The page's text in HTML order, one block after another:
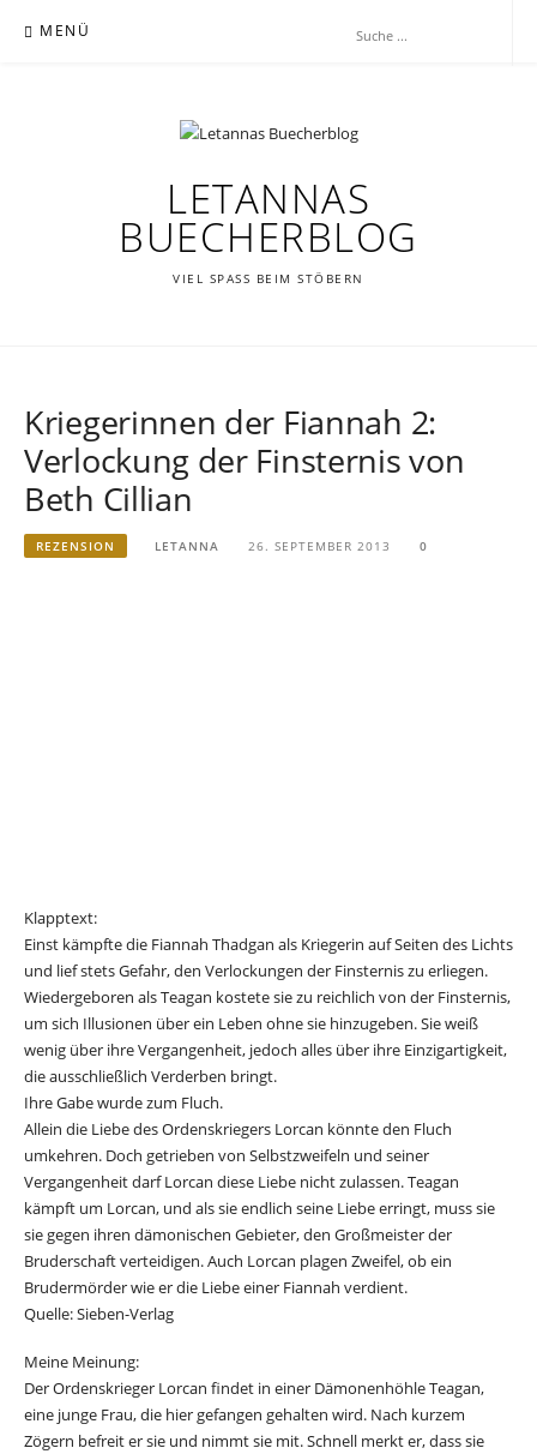
Inhalt MENÜ
LETANNAS
BUECHERBLOG
VIEL SPASS BEIM STÖBERN
Kriegerinnen der Fiannah 2:
Verlockung der Finsternis von
Beth Cillian
REZENSION LETANNA 26. SEPTEMBER 2013 0
Klapptext:
Einst kämpfte die Fiannah Thadgan als Kriegerin auf Seiten des Lichts
und lief stets Gefahr, den Verlockungen der Finsternis zu erliegen.
Wiedergeboren als Teagan kostete sie zu reichlich von der Finsternis,
um sich Illusionen über ein Leben ohne sie hinzugeben. Sie weiß
wenig über ihre Vergangenheit, jedoch alles über ihre Einzigartigkeit,
die ausschließlich Verderben bringt.
Ihre Gabe wurde zum Fluch.
Allein die Liebe des Ordenskriegers Lorcan könnte den Fluch
umkehren. Doch getrieben von Selbstzweifeln und seiner
Vergangenheit darf Lorcan diese Liebe nicht zulassen. Teagan
kämpft um Lorcan, und als sie endlich seine Liebe erringt, muss sie
sie gegen ihren dämonischen Gebieter, den Großmeister der
Bruderschaft verteidigen. Auch Lorcan plagen Zweifel, ob ein
Brudermörder wie er die Liebe einer Fiannah verdient.
Quelle: Sieben-Verlag
Meine Meinung:
Der Ordenskrieger Lorcan findet in einer Dämonenhöhle Teagan,
eine junge Frau, die hier gefangen gehalten wird. Nach kurzem
Zögern befreit er sie und nimmt sie mit. Schnell merkt er, dass sie